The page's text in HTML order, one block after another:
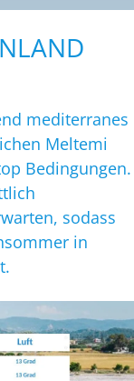
mediterranes
Meltemi
Bedingungen.
sodass
in